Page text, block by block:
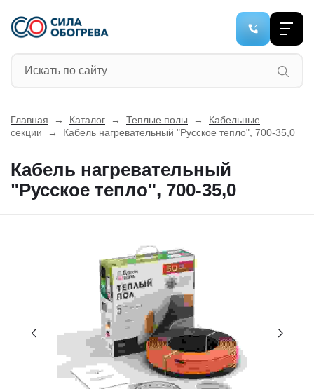
Главная → Каталог → Теплые полы →
Кабельные
секции
→ Кабель нагревательный "Русское тепло", 700-35,0
Кабель нагревательный
"Русское тепло", 700-35,0